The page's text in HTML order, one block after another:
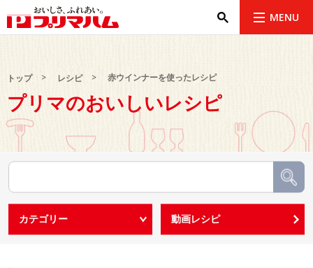
MENU
トップ レシピ 赤ウインナーを使ったレシピ
プリマのおいしいレシピ